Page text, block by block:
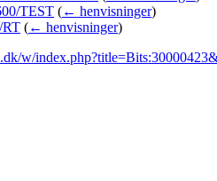
TEST (← henvisninger)
(← henvisninger)
w/